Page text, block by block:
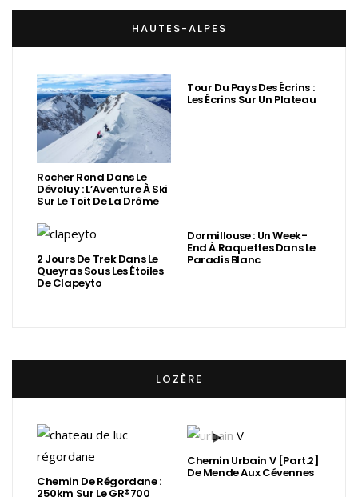
HAUTES-ALPES
Rocher Rond Dans Le
Dévoluy : L’Aventure À Ski
Sur Le Toit De La Drôme
Tour Du Pays Des Écrins :
Les Écrins Sur Un Plateau
2 Jours De Trek Dans Le
Queyras Sous Les Étoiles
De Clapeyto
Dormillouse : Un Week-
End À Raquettes Dans Le
Paradis Blanc
LOZÈRE
Chemin De Régordane :
250km Sur Le GR®700
Chemin Urbain V [Part.2]
De Mende Aux Cévennes